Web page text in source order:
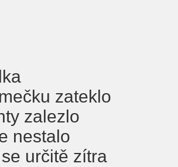
zateklo
zalezlo
nestalo
určitě zítra